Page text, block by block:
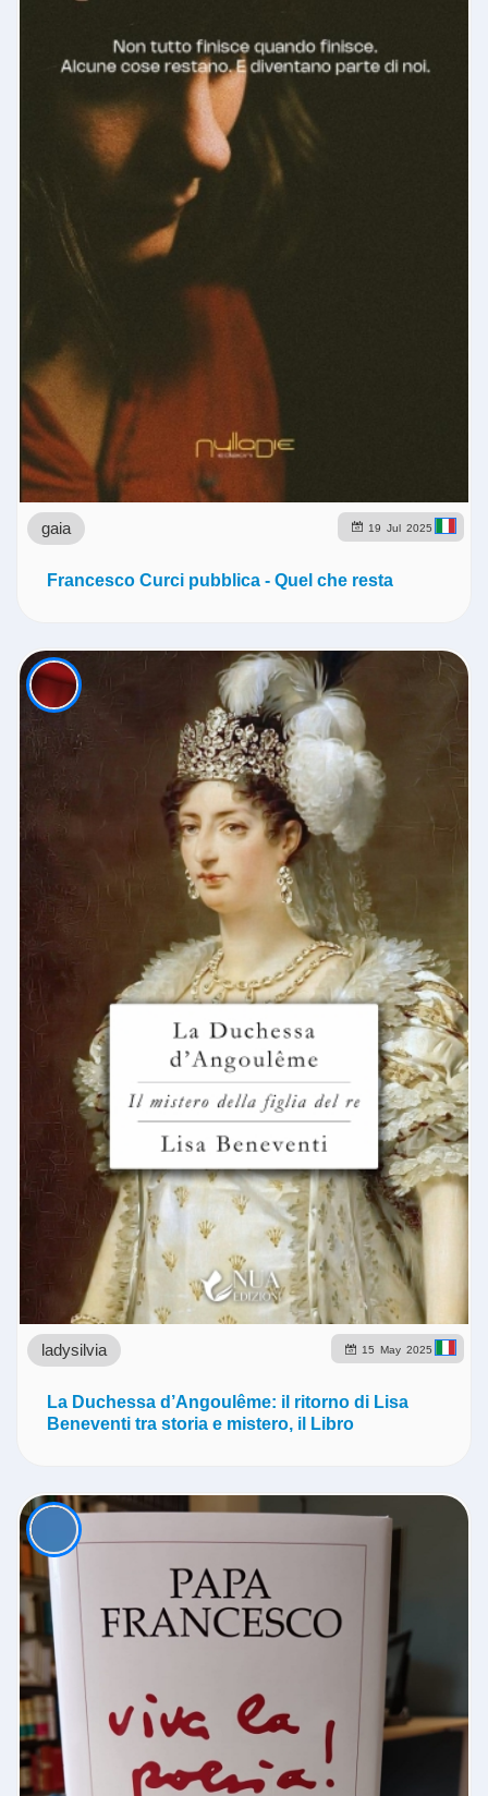
19 Jul 2025
gaia
Francesco Curci pubblica - Quel che resta
15 May 2025
ladysilvia
La Duchessa d’Angoulême: il ritorno di Lisa
Beneventi tra storia e mistero, il Libro